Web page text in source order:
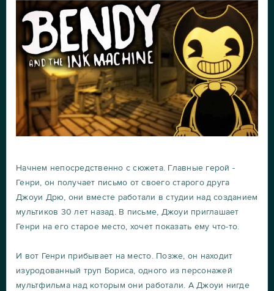
Начнем непосредственно с сюжета. Главные герой -
Генри, он получает письмо от своего старого друга
Джоуи Дрю, они вместе работали в студии над созданием
мультиков 30 лет назад. В письме, Джоуи приглашает
Генри на его старое место, хочет показать ему что-то.
И вот Генри прибывает на место. Позже, он находит
изуродованный труп Бориса, одного из персонажей
мультфильма над которым они работали. А Джоуи нигде